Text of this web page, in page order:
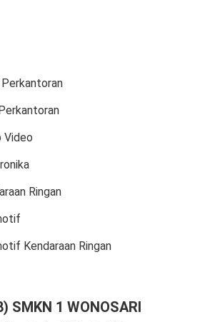
Video
Ringan
Kendaraan Ringan
SMKN 1 WONOSARI